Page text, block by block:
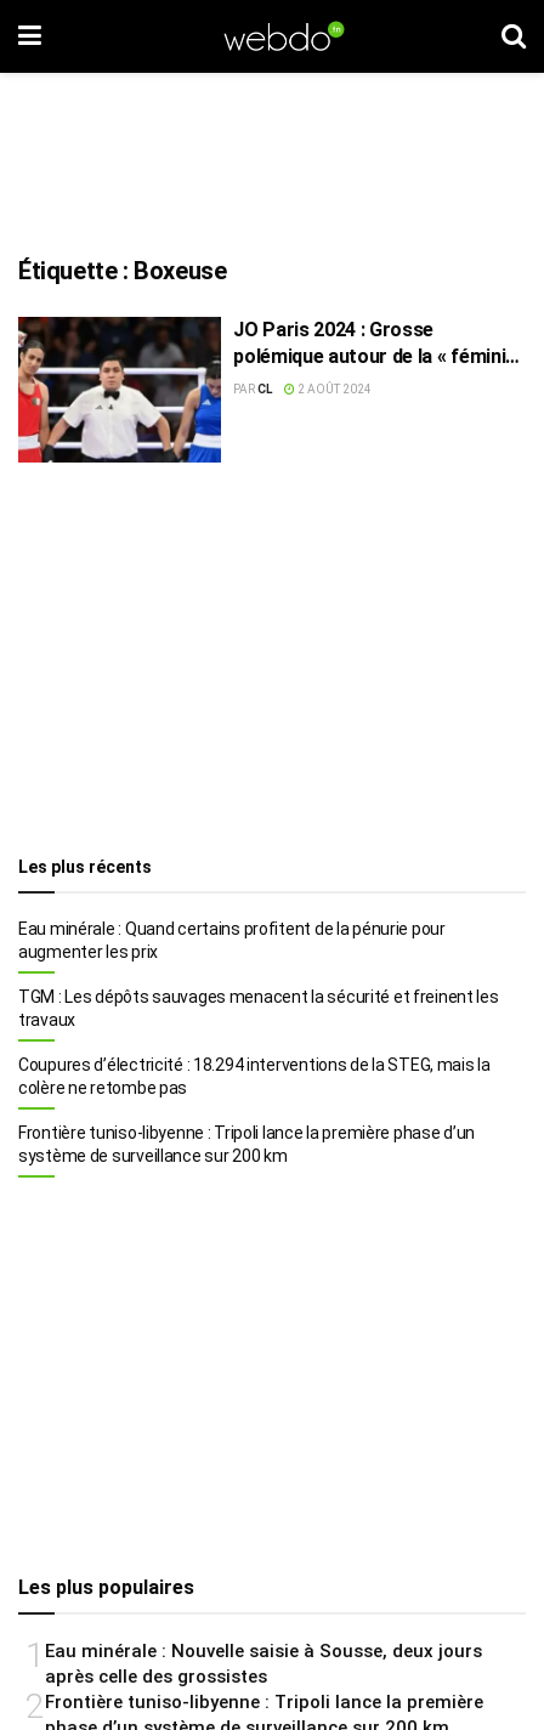
Étiquette : Boxeuse
JO Paris 2024 : Grosse
polémique autour de la « féminité
» d’une boxeuse algérienne
PARCL 2 AOÛT 2024
Les plus récents
Eau minérale : Quand certains profitent de la pénurie pour
augmenter les prix
TGM : Les dépôts sauvages menacent la sécurité et freinent les
travaux
Coupures d’électricité : 18.294 interventions de la STEG, mais la
colère ne retombe pas
Frontière tuniso-libyenne : Tripoli lance la première phase d’un
système de surveillance sur 200 km
Les plus populaires
1 Eau minérale : Nouvelle saisie à Sousse, deux jours
après celle des grossistes
2 Frontière tuniso-libyenne : Tripoli lance la première